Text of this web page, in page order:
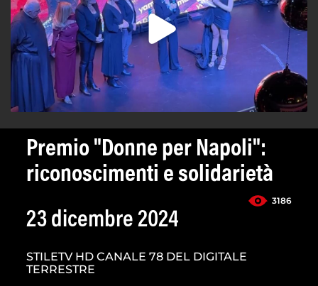
Premio "Donne per Napoli":
riconoscimenti e solidarietà
3186
23 dicembre 2024
STILETV HD CANALE 78 DEL DIGITALE
TERRESTRE